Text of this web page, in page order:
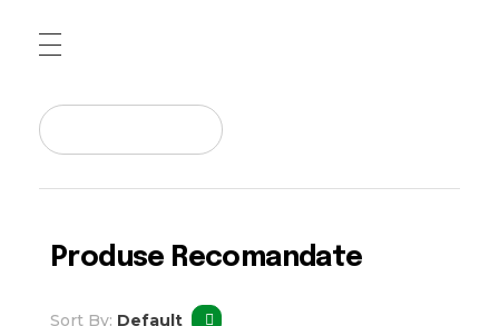
Pomi fructiferi , Vita de Vie si Arbusti Fructiferi
Produse Recomandate
Sort By: Default